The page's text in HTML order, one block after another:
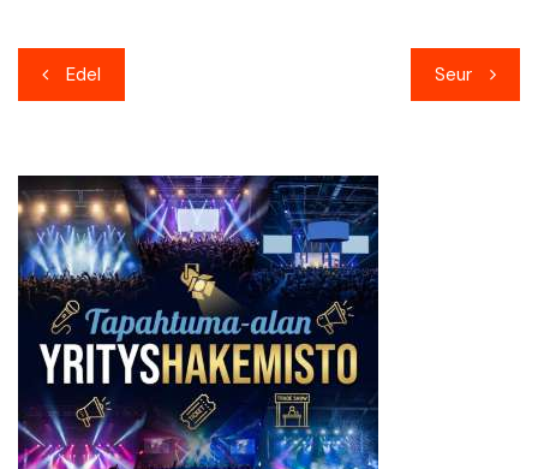
Artikkelien
selaus
Edel Seur